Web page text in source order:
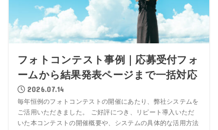
フォトコンテスト事例｜応募受付フォ
ームから結果発表ページまで一括対応
2026.07.14
毎年恒例のフォトコンテストの開催にあたり、弊社システムを
ご活用いただきました。 ご好評につき、リピート導入いただ
いた本コンテストの開催概要や、システムの具体的な活用方法